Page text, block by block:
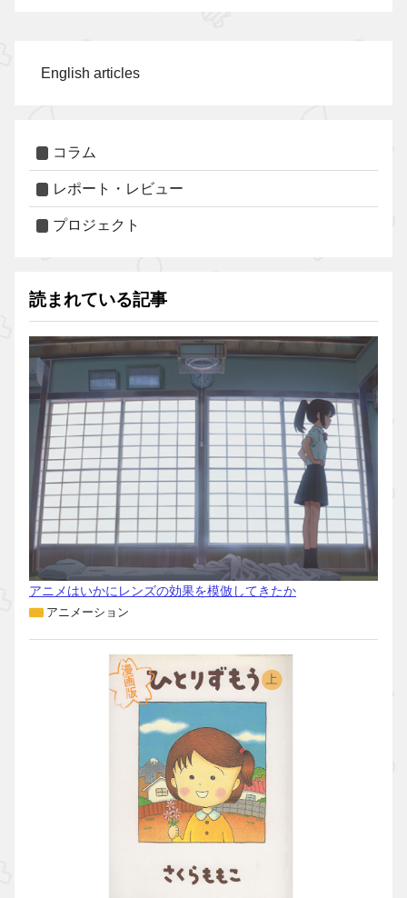
English articles
コラム
レポート・レビュー
プロジェクト
読まれている記事
アニメはいかにレンズの効果を模倣してきたか
アニメーション